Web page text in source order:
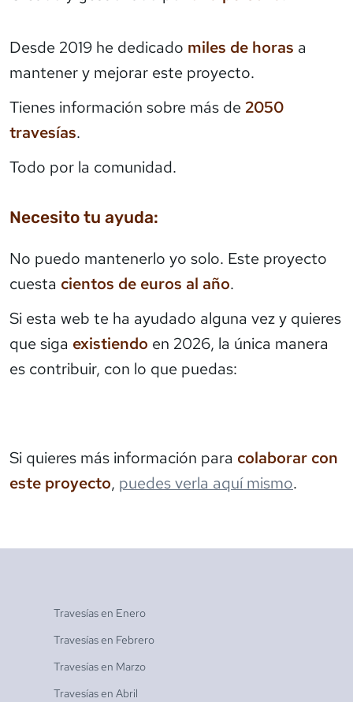
Desde 2019 he dedicado miles de horas a
mantener y mejorar este proyecto.
Tienes información sobre más de 2050
travesías.
Todo por la comunidad.
Necesito tu ayuda:
No puedo mantenerlo yo solo. Este proyecto
cuesta cientos de euros al año.
Si esta web te ha ayudado alguna vez y quieres
que siga existiendo en 2026, la única manera
es contribuir, con lo que puedas:
Si quieres más información para colaborar con
este proyecto, puedes verla aquí mismo.
Travesías en Enero
Travesías en Febrero
Travesías en Marzo
Travesías en Abril